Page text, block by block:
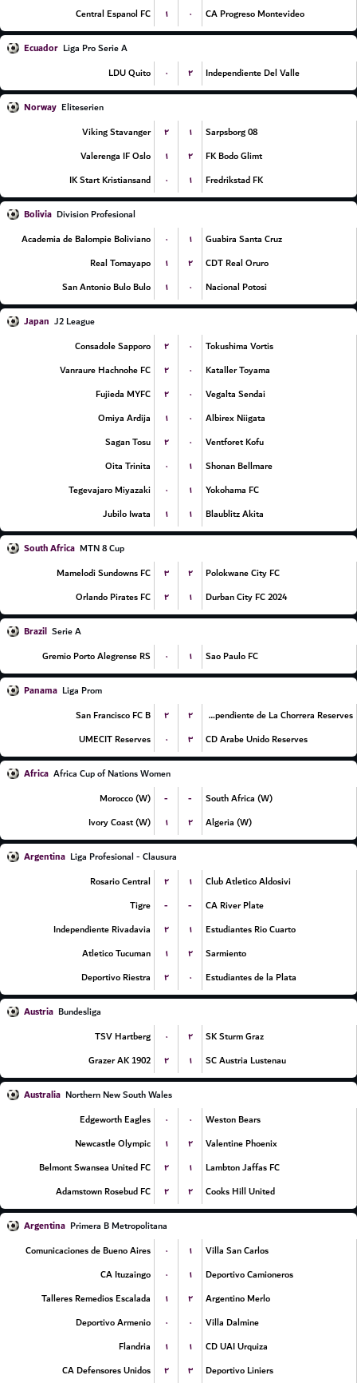
Central Espanol FC ۱ ۰ CA Progreso Montevideo
Ecuador Liga Pro Serie A
LDU Quito
۰ ۲ Independiente Del Valle
Norway Eliteserien
Viking Stavanger
۲ ۱
Sarpsborg 08
Valerenga IF Oslo
۱ ۲
FK Bodo Glimt
IK Start Kristiansand
۰ ۱ Fredrikstad FK
Bolivia Division Profesional
Academia de Balompie Boliviano
۰ ۱
Guabira Santa Cruz
Real Tomayapo
۱ ۲
CDT Real Oruro
San Antonio Bulo Bulo
۱ ۰ Nacional Potosi
Japan J2 League
Consadole Sapporo
۲ ۰
Tokushima Vortis
Vanraure Hachnohe FC
۲ ۰
Kataller Toyama
Fujieda MYFC
۲ ۰
Vegalta Sendai
Omiya Ardija
۱ ۰
Albirex Niigata
Sagan Tosu
۲ ۰
Ventforet Kofu
Oita Trinita
۰ ۱
Shonan Bellmare
Tegevajaro Miyazaki
۰ ۱
Yokohama FC
Jubilo Iwata
۱ ۱ Blaublitz Akita
South Africa MTN 8 Cup
Mamelodi Sundowns FC
۳ ۲
Polokwane City FC
Orlando Pirates FC
۲ ۱ Durban City FC 2024
Brazil Serie A
Gremio Porto Alegrense RS
۰ ۱ Sao Paulo FC
Panama Liga Prom
San Francisco FC B
۲ ۲
CA Independiente de La Chorrera Reserves
UMECIT Reserves
۰ ۳ CD Arabe Unido Reserves
Africa Africa Cup of Nations Women
Morocco (W)
- -
South Africa (W)
Ivory Coast (W)
۱ ۲ Algeria (W)
Argentina Liga Profesional - Clausura
Rosario Central
۲ ۱
Club Atletico Aldosivi
Tigre
- -
CA River Plate
Independiente Rivadavia
۲ ۱
Estudiantes Rio Cuarto
Atletico Tucuman
۱ ۲
Sarmiento
Deportivo Riestra
۲ ۰ Estudiantes de la Plata
Austria Bundesliga
TSV Hartberg
۰ ۲
SK Sturm Graz
Grazer AK 1902
۲ ۱ SC Austria Lustenau
Australia Northern New South Wales
Edgeworth Eagles
۰ ۰
Weston Bears
Newcastle Olympic
۱ ۲
Valentine Phoenix
Belmont Swansea United FC
۲ ۱
Lambton Jaffas FC
Adamstown Rosebud FC
۲ ۲ Cooks Hill United
Argentina Primera B Metropolitana
Comunicaciones de Bueno Aires
۰ ۱
Villa San Carlos
CA Ituzaingo
۰ ۱
Deportivo Camioneros
Talleres Remedios Escalada
۱ ۲
Argentino Merlo
Deportivo Armenio
۰ ۰
Villa Dalmine
Flandria
۱ ۱
CD UAI Urquiza
CA Defensores Unidos
۲ ۳
Deportivo Liniers